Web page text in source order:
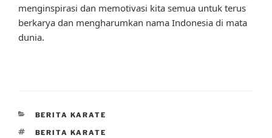
menginspirasi dan memotivasi kita semua untuk terus
berkarya dan mengharumkan nama Indonesia di mata
dunia.
CATEGORIES
BERITA KARATE
TAGS
BERITA KARATE